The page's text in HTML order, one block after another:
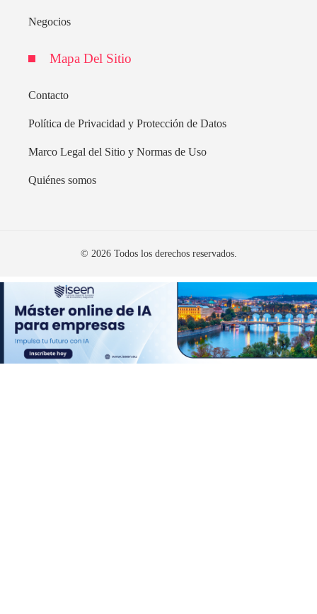
Negocios
Mapa Del Sitio
Contacto
Política de Privacidad y Protección de Datos
Marco Legal del Sitio y Normas de Uso
Quiénes somos
© 2026 Todos los derechos reservados.